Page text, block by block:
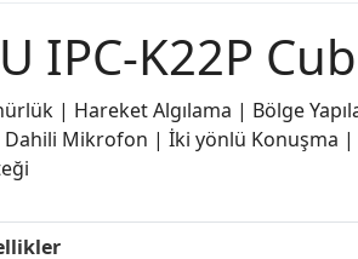
IPC-K22P
| Hareket Algılama | Bölge
Mikrofon | İki yönlü Konuşma |